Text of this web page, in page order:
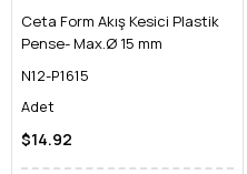
Ceta Form Akış Kesici Plastik
Pense- Max.Ø 15 mm
N12-P1615
Adet
$14.92